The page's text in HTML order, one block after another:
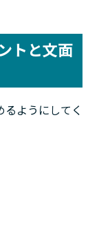
トと文面
ようにしてく